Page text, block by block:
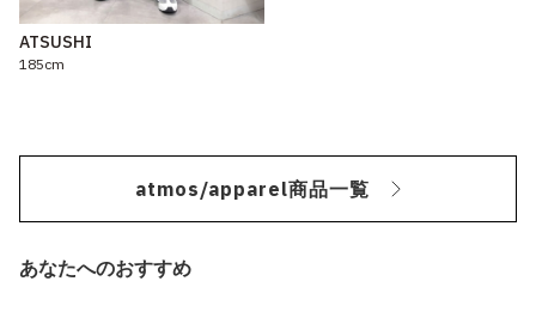
ATSUSHI
185cm
atmos/apparel商品一覧
あなたへのおすすめ